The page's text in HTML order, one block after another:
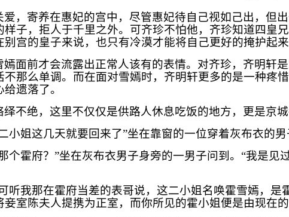
爱，寄养在惠妃的宫中，尽管惠妃待自己视如己出，但
子，拒人于千里之外。可齐珍不怕他，齐珍知道四皇
宫的皇子来说，也只有冷漠才能将自己更好的掩护起来
面前才会流露出正常人该有的表情。对齐珍，齐明轩
那么单调。而在面对雪嫣时，齐明轩更多的是一种疼
遗落了。
不绝，这里不仅仅是供路人休息吃饭的地方，更是京城
小姐这几天就要回来了”坐在靠窗的一位穿着灰布衣的男
个霍府？”坐在灰布衣男子身旁的一男子问到。“我是
听我那在霍府当差的表哥说，这二小姐名唤霍雪嫣，
室陈夫人提携为正室，而你所见的霍小姐便是由现在